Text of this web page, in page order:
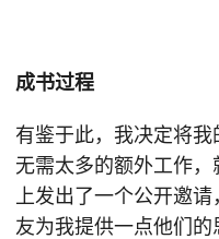
成书过程
有鉴于此，我决定将
无需太多的额外工作
上发出了一个公开邀
友为我提供一点他们